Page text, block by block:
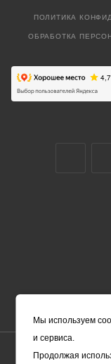
ПОЛИТИКА
ОБРАБОТКА
Цены, указанные
Мы используем
и сервиса.
Продолжая